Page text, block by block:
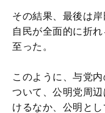
その結果、最後は岸
自民が全面的に折
至った。
このように、与党
ついて、公明党周
けるなか、公明と